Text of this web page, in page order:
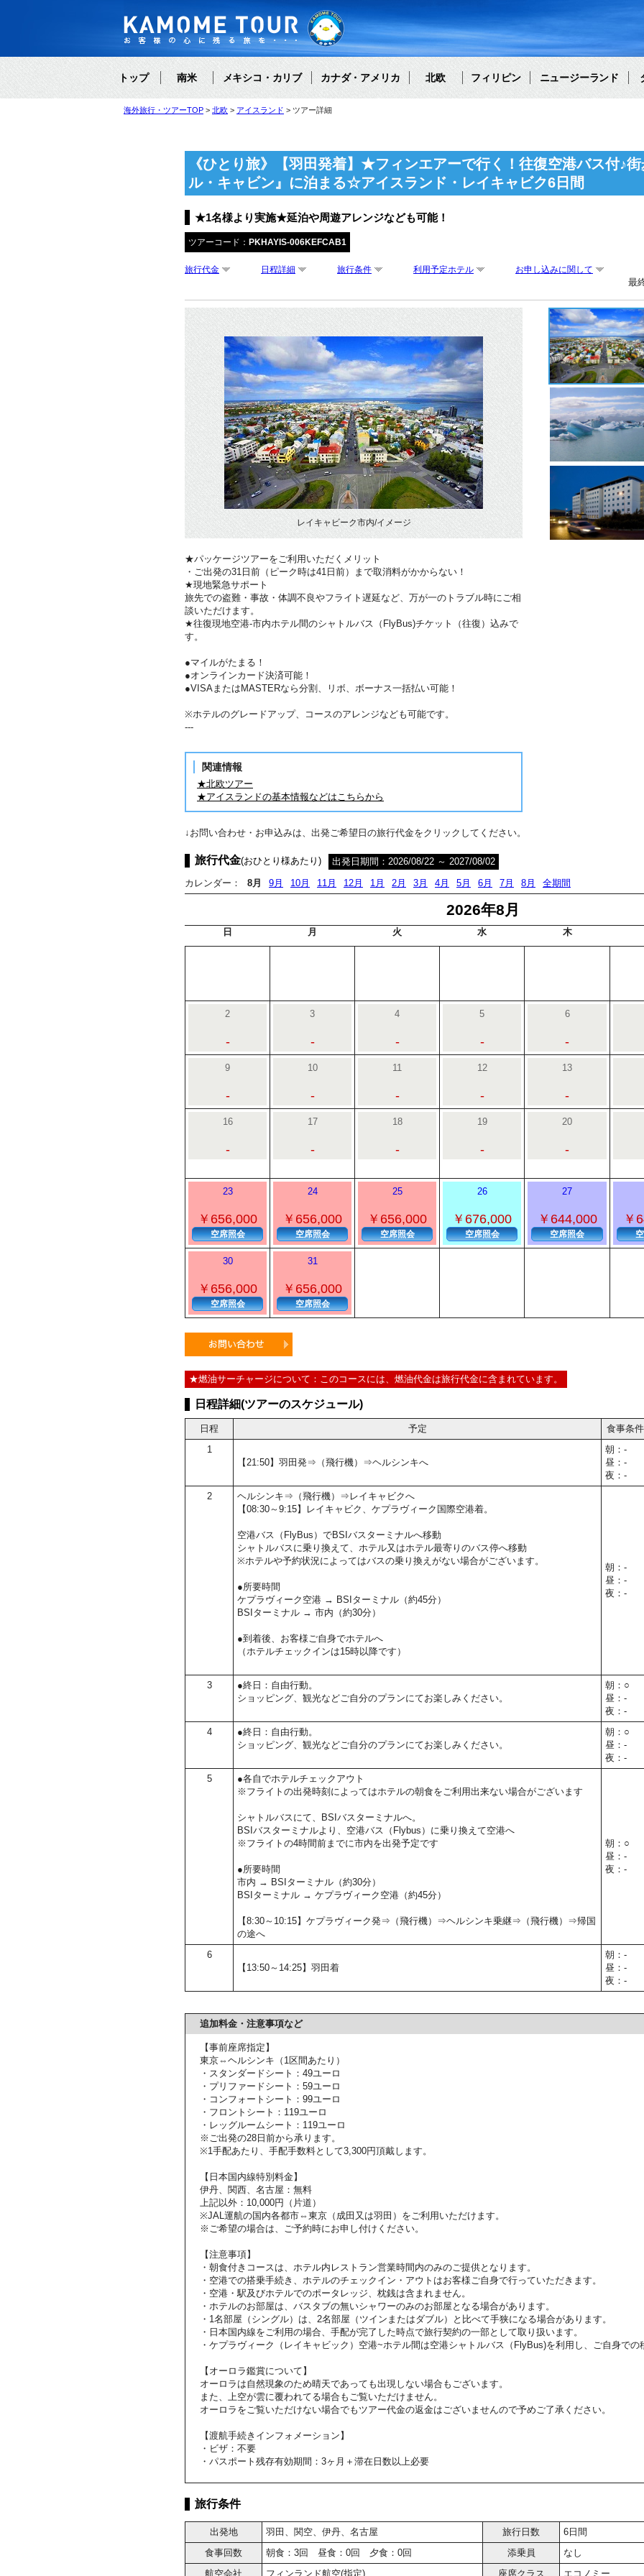
トップ 南米 メキシコ・カリブ カナダ・アメリカ 北欧 フィリピン ニュージーランド
海外旅行・ツアーTOP 北欧 アイスランド ツアー詳細
《ひとり旅》【羽田発着】★フィンエアーで行く！往復空港バス付♪
ル・キャビン』に泊まる☆アイスランド・レイキャビク6日間
★1名様より実施★延泊や周遊アレンジなども可能！
ツアーコード： PKHAYIS-006KEFCAB1
旅行代金 日程詳細 旅行条件 利用予定ホテル お申し込みに関して
最
レイキャビーク市内/イメージ
★パッケージツアーをご利用いただくメリット
・ご出発の31日前（ピーク時は41日前）まで取消料がかからない！
★現地緊急サポート
旅先での盗難・事故・体調不良やフライト遅延など、万が一のトラブル時にご相
談いただけます。
★往復現地空港-市内ホテル間のシャトルバス（FlyBus)チケット（往復）込みで
す。
●マイルがたまる！
●オンラインカード決済可能！
●VISAまたはMASTERなら分割、リボ、ボーナス一括払い可能！
※ホテルのグレードアップ、コースのアレンジなども可能です。
---
関連情報
★北欧ツアー
★アイスランドの基本情報などはこちらから
↓お問い合わせ・お申込みは、出発ご希望日の旅行代金をクリックしてください。
旅行代金(おひとり様あたり)
出発日期間：2026/08/22 ～ 2027/08/02
カレンダー：
8月 9月 10月 11月 12月 1月 2月 3月 4月 5月 6月 7月 8月 全期間
2026年8月
日 月 火 水 木
2
-
3
-
4
-
5
-
6
-
9
-
10
-
11
-
12
-
13
-
16
-
17
-
18
-
19
-
20
-
23
￥656,000
空席照会
24
￥656,000
空席照会
25
￥656,000
空席照会
26
￥676,000
空席照会
27
￥644,000
空席照会
￥
30
￥656,000
空席照会
31
￥656,000
空席照会
★燃油サーチャージについて：このコースには、燃油代金は旅行代金に含まれています。
日程詳細(ツアーのスケジュール)
日程 予定 食事条件
1
【21:50】羽田発⇒（飛行機）⇒ヘルシンキへ
朝：-
昼：-
夜：-
2
ヘルシンキ⇒（飛行機）⇒レイキャビクへ
【08:30～9:15】レイキャビク、ケプラヴィーク国際空港着。
空港バス（FlyBus）でBSIバスターミナルへ移動
シャトルバスに乗り換えて、ホテル又はホテル最寄りのバス停へ移動
※ホテルや予約状況によってはバスの乗り換えがない場合がございます。
●所要時間
ケプラヴィーク空港 → BSIターミナル（約45分）
BSIターミナル → 市内（約30分）
●到着後、お客様ご自身でホテルへ
（ホテルチェックインは15時以降です）
朝：-
昼：-
夜：-
3
●終日：自由行動。
ショッピング、観光などご自分のプランにてお楽しみください。
朝：○
昼：-
夜：-
4
●終日：自由行動。
ショッピング、観光などご自分のプランにてお楽しみください。
朝：○
昼：-
夜：-
5
●各自でホテルチェックアウト
※フライトの出発時刻によってはホテルの朝食をご利用出来ない場合がございます
シャトルバスにて、BSIバスターミナルへ。
BSIバスターミナルより、空港バス（Flybus）に乗り換えて空港へ
※フライトの4時間前までに市内を出発予定です
●所要時間
市内 → BSIターミナル（約30分）
BSIターミナル → ケプラヴィーク空港（約45分）
【8:30～10:15】ケプラヴィーク発⇒（飛行機）⇒ヘルシンキ乗継⇒（飛行機）⇒帰国
の途へ
朝：○
昼：-
夜：-
6
【13:50～14:25】羽田着
朝：-
昼：-
夜：-
追加料金・注意事項など
【事前座席指定】
東京⇔ヘルシンキ（1区間あたり）
・スタンダードシート：49ユーロ
・プリファードシート：59ユーロ
・コンフォートシート：99ユーロ
・フロントシート：119ユーロ
・レッグルームシート：119ユーロ
※ご出発の28日前から承ります。
※1手配あたり、手配手数料として3,300円頂戴します。
【日本国内線特別料金】
伊丹、関西、名古屋：無料
上記以外：10,000円（片道）
※JAL運航の国内各都市⇔東京（成田又は羽田）をご利用いただけます。
※ご希望の場合は、ご予約時にお申し付けください。
【注意事項】
・朝食付きコースは、ホテル内レストラン営業時間内のみのご提供となります。
・空港での搭乗手続き、ホテルのチェックイン・アウトはお客様ご自身で行っていただきます。
・空港・駅及びホテルでのポータレッジ、枕銭は含まれません。
・ホテルのお部屋は、バスタブの無いシャワーのみのお部屋となる場合があります。
・1名部屋（シングル）は、2名部屋（ツインまたはダブル）と比べて手狭になる場合があります。
・日本国内線をご利用の場合、手配が完了した時点で旅行契約の一部として取り扱います。
・ケプラヴィーク（レイキャビック）空港~ホテル間は空港シャトルバス（FlyBus)を利用し、ご自身での
【オーロラ鑑賞について】
オーロラは自然現象のため晴天であっても出現しない場合もございます。
また、上空が雲に覆われてる場合もご覧いただけません。
オーロラをご覧いただけない場合でもツアー代金の返金はございませんので予めご了承ください。
【渡航手続きインフォメーション】
・ビザ：不要
・パスポート残存有効期間：3ヶ月＋滞在日数以上必要
旅行条件
出発地 羽田、関空、伊丹、名古屋 旅行日数
6日間
食事回数
朝食：3回 昼食：0回 夕食：0回 添乗員
なし
航空会社
フィンランド航空(指定) 座席クラス エコノミー